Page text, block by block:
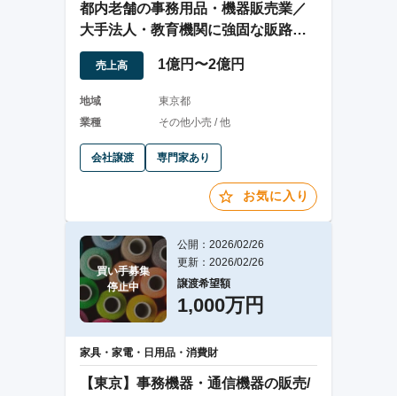
都内老舗の事務用品・機器販売業／
大手法人・教育機関に強固な販路／
保有資産あり
売上高 1億円〜2億円
地域
東京都
業種
その他小売 / 他
会社譲渡 専門家あり
お気に入り
買い手募集
停止中
公開：2026/02/26
更新：2026/02/26
譲渡希望額
1,000万円
家具・家電・日用品・消費財
【東京】事務機器・通信機器の販売/